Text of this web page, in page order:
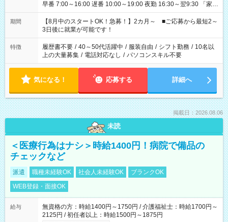
早番 7:00～16:00 遅番 10:00～19:00 夜勤 16:30～翌9:30 「家族
と休みを合わせたい」 「余裕を持って夕飯の準備がしたい」
「できれば残業はしたくない」 など、ご希望を教えてください
ね。 ※Wワーク希望の方へ 今ご覧のお仕事で希望する勤務時間
と、もう1つのお仕事の勤務時間。 合計で週40時間を超える場
合は応募できません。
期間
【8月中のスタートOK！急募！】2カ月～ ■ご応募から最短2～
3日後に就業が可能です！
特徴 履歴書不要 / 40～50代活躍中 / 服装自由 / シフト勤務 / 10名以
上の大量募集 / 電話対応なし / パソコンスキル不要
気になる！ 応募する 詳細へ
掲載日：2026.08.06
未読
＜医療行為はナシ＞時給1400円！病院で備品の
チェックなど
派遣 職種未経験OK 社会人未経験OK
ブランクOK
WEB登録・面接OK
給与
無資格の方：時給1400円～1750円 / 介護福祉士：時給1700円～
2125円 / 初任者以上：時給1500円～1875円